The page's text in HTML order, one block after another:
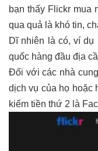
bạn thấy Flickr mua
qua quả là khó tin,
Dĩ nhiên là có, ví
quốc hàng đầu địa
Đối với các nhà
dịch vụ của họ hoặc
kiếm tiền thứ 2 là